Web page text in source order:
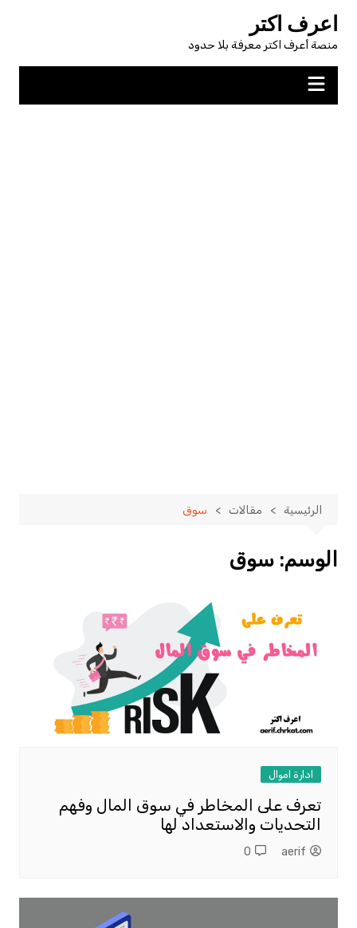
المحتوى
اعرف اكتر
منصة أعرف اكتر معرفة بلا حدود
الرئيسية مقالات سوق
الوسم: سوق
ادارة اموال
تعرف على المخاطر في سوق المال وفهم
التحديات والاستعداد لها
aerif
0